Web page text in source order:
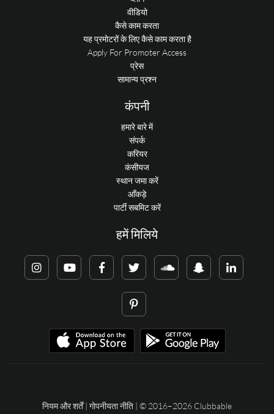
वीडियो
कैसे काम करता
यह प्रमोटरों के लिए कैसे काम करता है
Apply For Promoter Access
प्रेस
सामान्य प्रश्न
कंपनी
हमारे बारे में
संपर्क
करियर
कंसीयज
स्थान जमा करें
आँकड़े
पार्टी सबमिट करें
हमें मिलिये
नियम और शर्तें| गोपनीयता नीति | © 2016–2026 Clubbable